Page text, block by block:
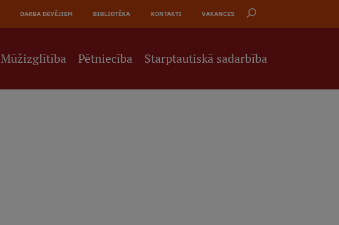
DARBA DEVĒJIEM BIBLIOTĒKA KONTAKTI VAKANCES
Mūžizglītība Pētniecība Starptautiskā sadarbība